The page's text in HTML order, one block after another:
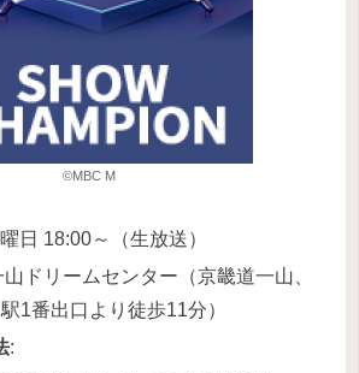
©MBC M
日 18:00～（生放送）
ドリームセンター（京畿道一山、
1番出口より徒歩11分）
: